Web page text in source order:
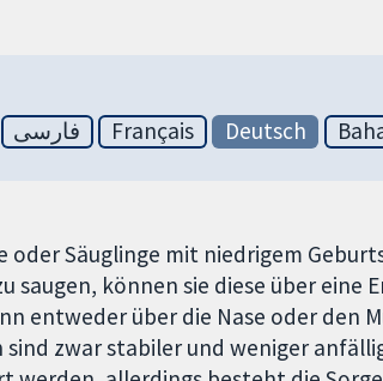
فارسی Français Deutsch
oder Säuglinge mit niedrigem
saugen, können sie diese über eine
entweder über die Nase oder den
sind zwar stabiler und weniger